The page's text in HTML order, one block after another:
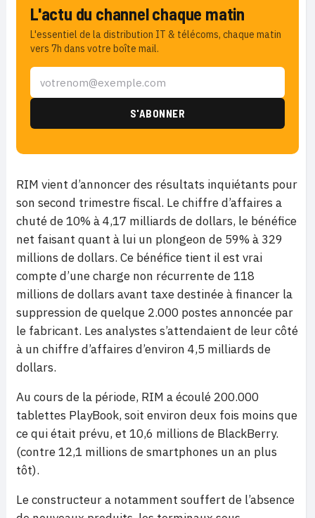
L'actu du channel chaque matin
L'essentiel de la distribution IT & télécoms, chaque matin
vers 7h dans votre boîte mail.
RIM vient d’annoncer des résultats inquiétants pour
son second trimestre fiscal. Le chiffre d’affaires a
chuté de 10% à 4,17 milliards de dollars, le bénéfice
net faisant quant à lui un plongeon de 59% à 329
millions de dollars. Ce bénéfice tient il est vrai
compte d’une charge non récurrente de 118
millions de dollars avant taxe destinée à financer la
suppression de quelque 2.000 postes annoncée par
le fabricant. Les analystes s’attendaient de leur côté
à un chiffre d’affaires d’environ 4,5 milliards de
dollars.
Au cours de la période, RIM a écoulé 200.000
tablettes PlayBook, soit environ deux fois moins que
ce qui était prévu, et 10,6 millions de BlackBerry.
(contre 12,1 millions de smartphones un an plus
tôt).
Le constructeur a notamment souffert de l’absence